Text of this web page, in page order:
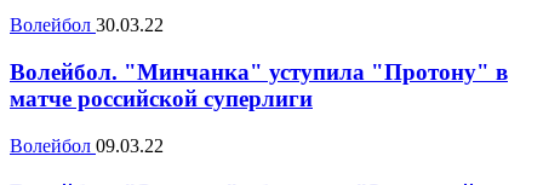
Волейбол 30.03.22
Волейбол. "Минчанка" уступила "Протону" в
матче российской суперлиги
Волейбол 09.03.22